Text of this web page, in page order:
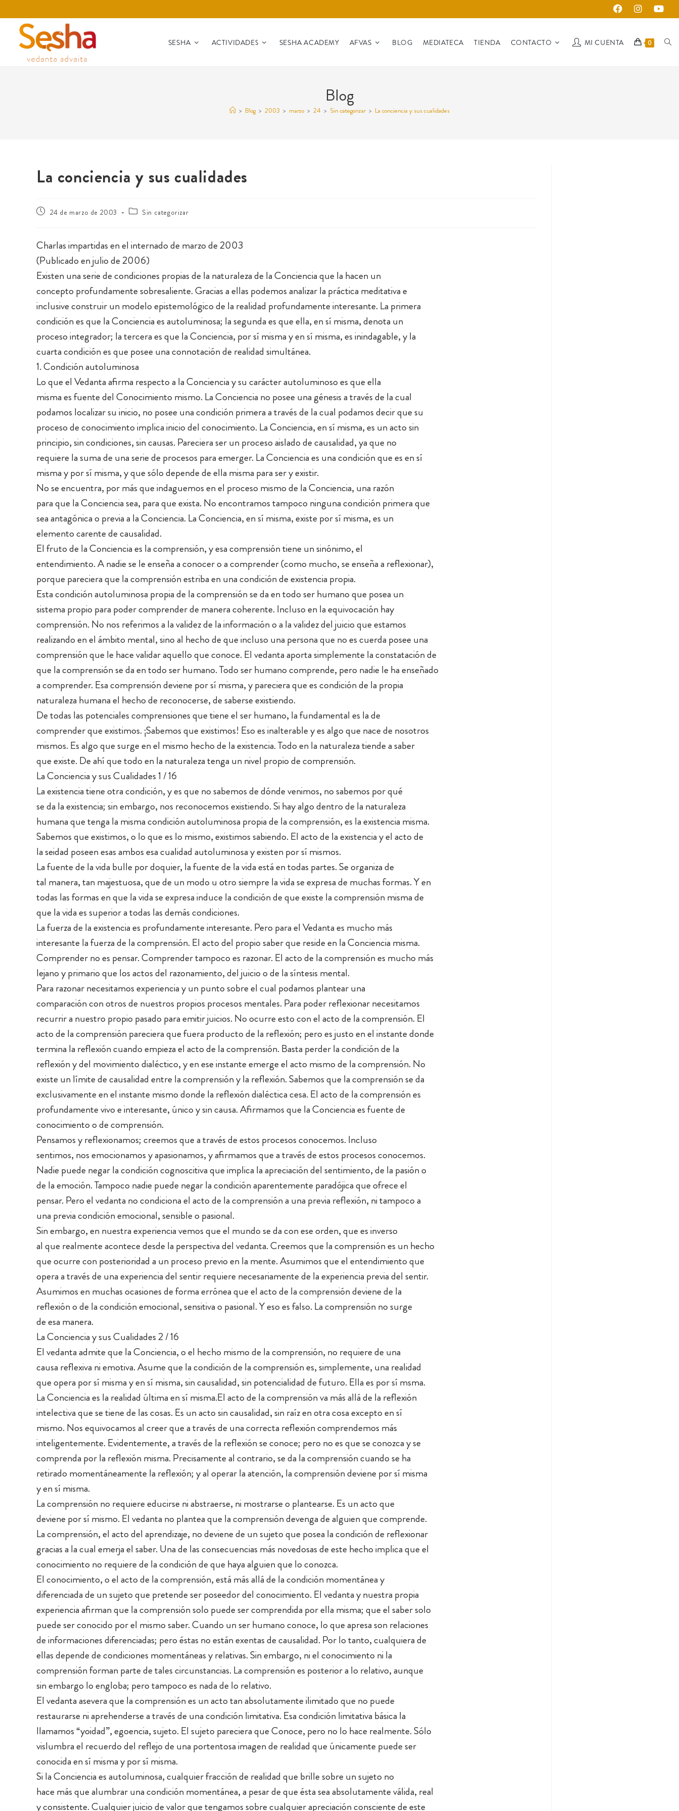
SESHA ACTIVIDADES SESHA ACADEMY AFVAS BLOG MEDIATECA TIENDA CONTACTO MI CUENTA 0
Blog
> Blog > 2003 > marzo > 24 > Sin categorizar > La conciencia y sus cualidades
La conciencia y sus cualidades
24 de marzo de 2003 Sin categorizar
Charlas impartidas en el internado de marzo de 2003
(Publicado en julio de 2006)
Existen una serie de condiciones propias de la naturaleza de la Conciencia que la hacen un
concepto profundamente sobresaliente. Gracias a ellas podemos analizar la práctica meditativa e
inclusive construir un modelo epistemológico de la realidad profundamente interesante. La primera
condición es que la Conciencia es autoluminosa; la segunda es que ella, en sí misma, denota un
proceso integrador; la tercera es que la Conciencia, por sí misma y en sí misma, es inindagable, y la
cuarta condición es que posee una connotación de realidad simultánea.
1. Condición autoluminosa
Lo que el Vedanta afirma respecto a la Conciencia y su carácter autoluminoso es que ella
misma es fuente del Conocimiento mismo. La Conciencia no posee una génesis a través de la cual
podamos localizar su inicio, no posee una condición primera a través de la cual podamos decir que su
proceso de conocimiento implica inicio del conocimiento. La Conciencia, en sí misma, es un acto sin
principio, sin condiciones, sin causas. Pareciera ser un proceso aislado de causalidad, ya que no
requiere la suma de una serie de procesos para emerger. La Conciencia es una condición que es en sí
misma y por sí misma, y que sólo depende de ella misma para ser y existir.
No se encuentra, por más que indaguemos en el proceso mismo de la Conciencia, una razón
para que la Conciencia sea, para que exista. No encontramos tampoco ninguna condición primera que
sea antagónica o previa a la Conciencia. La Conciencia, en sí misma, existe por sí misma, es un
elemento carente de causalidad.
El fruto de la Conciencia es la comprensión, y esa comprensión tiene un sinónimo, el
entendimiento. A nadie se le enseña a conocer o a comprender (como mucho, se enseña a reflexionar),
porque pareciera que la comprensión estriba en una condición de existencia propia.
Esta condición autoluminosa propia de la comprensión se da en todo ser humano que posea un
sistema propio para poder comprender de manera coherente. Incluso en la equivocación hay
comprensión. No nos referimos a la validez de la información o a la validez del juicio que estamos
realizando en el ámbito mental, sino al hecho de que incluso una persona que no es cuerda posee una
comprensión que le hace validar aquello que conoce. El vedanta aporta simplemente la constatación de
que la comprensión se da en todo ser humano. Todo ser humano comprende, pero nadie le ha enseñado
a comprender. Esa comprensión deviene por sí misma, y pareciera que es condición de la propia
naturaleza humana el hecho de reconocerse, de saberse existiendo.
De todas las potenciales comprensiones que tiene el ser humano, la fundamental es la de
comprender que existimos. ¡Sabemos que existimos! Eso es inalterable y es algo que nace de nosotros
mismos. Es algo que surge en el mismo hecho de la existencia. Todo en la naturaleza tiende a saber
que existe. De ahí que todo en la naturaleza tenga un nivel propio de comprensión.
La Conciencia y sus Cualidades 1 / 16
La existencia tiene otra condición, y es que no sabemos de dónde venimos, no sabemos por qué
se da la existencia; sin embargo, nos reconocemos existiendo. Si hay algo dentro de la naturaleza
humana que tenga la misma condición autoluminosa propia de la comprensión, es la existencia misma.
Sabemos que existimos, o lo que es lo mismo, existimos sabiendo. El acto de la existencia y el acto de
la seidad poseen esas ambos esa cualidad autoluminosa y existen por sí mismos.
La fuente de la vida bulle por doquier, la fuente de la vida está en todas partes. Se organiza de
tal manera, tan majestuosa, que de un modo u otro siempre la vida se expresa de muchas formas. Y en
todas las formas en que la vida se expresa induce la condición de que existe la comprensión misma de
que la vida es superior a todas las demás condiciones.
La fuerza de la existencia es profundamente interesante. Pero para el Vedanta es mucho más
interesante la fuerza de la comprensión. El acto del propio saber que reside en la Conciencia misma.
Comprender no es pensar. Comprender tampoco es razonar. El acto de la comprensión es mucho más
lejano y primario que los actos del razonamiento, del juicio o de la síntesis mental.
Para razonar necesitamos experiencia y un punto sobre el cual podamos plantear una
comparación con otros de nuestros propios procesos mentales. Para poder reflexionar necesitamos
recurrir a nuestro propio pasado para emitir juicios. No ocurre esto con el acto de la comprensión. El
acto de la comprensión pareciera que fuera producto de la reflexión; pero es justo en el instante donde
termina la reflexión cuando empieza el acto de la comprensión. Basta perder la condición de la
reflexión y del movimiento dialéctico, y en ese instante emerge el acto mismo de la comprensión. No
existe un límite de causalidad entre la comprensión y la reflexión. Sabemos que la comprensión se da
exclusivamente en el instante mismo donde la reflexión dialéctica cesa. El acto de la comprensión es
profundamente vivo e interesante, único y sin causa. Afirmamos que la Conciencia es fuente de
conocimiento o de comprensión.
Pensamos y reflexionamos; creemos que a través de estos procesos conocemos. Incluso
sentimos, nos emocionamos y apasionamos, y afirmamos que a través de estos procesos conocemos.
Nadie puede negar la condición cognoscitiva que implica la apreciación del sentimiento, de la pasión o
de la emoción. Tampoco nadie puede negar la condición aparentemente paradójica que ofrece el
pensar. Pero el vedanta no condiciona el acto de la comprensión a una previa reflexión, ni tampoco a
una previa condición emocional, sensible o pasional.
Sin embargo, en nuestra experiencia vemos que el mundo se da con ese orden, que es inverso
al que realmente acontece desde la perspectiva del vedanta. Creemos que la comprensión es un hecho
que ocurre con posterioridad a un proceso previo en la mente. Asumimos que el entendimiento que
opera a través de una experiencia del sentir requiere necesariamente de la experiencia previa del sentir.
Asumimos en muchas ocasiones de forma errónea que el acto de la comprensión deviene de la
reflexión o de la condición emocional, sensitiva o pasional. Y eso es falso. La comprensión no surge
de esa manera.
La Conciencia y sus Cualidades 2 / 16
El vedanta admite que la Conciencia, o el hecho mismo de la comprensión, no requiere de una
causa reflexiva ni emotiva. Asume que la condición de la comprensión es, simplemente, una realidad
que opera por sí misma y en sí misma, sin causalidad, sin potencialidad de futuro. Ella es por sí msma.
La Conciencia es la realidad última en sí misma.El acto de la comprensión va más allá de la reflexión
intelectiva que se tiene de las cosas. Es un acto sin causalidad, sin raíz en otra cosa excepto en sí
mismo. Nos equivocamos al creer que a través de una correcta reflexión comprendemos más
inteligentemente. Evidentemente, a través de la reflexión se conoce; pero no es que se conozca y se
comprenda por la reflexión misma. Precisamente al contrario, se da la comprensión cuando se ha
retirado momentáneamente la reflexión; y al operar la atención, la comprensión deviene por sí misma
y en sí misma.
La comprensión no requiere educirse ni abstraerse, ni mostrarse o plantearse. Es un acto que
deviene por sí mismo. El vedanta no plantea que la comprensión devenga de alguien que comprende.
La comprensión, el acto del aprendizaje, no deviene de un sujeto que posea la condición de reflexionar
gracias a la cual emerja el saber. Una de las consecuencias más novedosas de este hecho implica que el
conocimiento no requiere de la condición de que haya alguien que lo conozca.
El conocimiento, o el acto de la comprensión, está más allá de la condición momentánea y
diferenciada de un sujeto que pretende ser poseedor del conocimiento. El vedanta y nuestra propia
experiencia afirman que la comprensión solo puede ser comprendida por ella misma; que el saber solo
puede ser conocido por el mismo saber. Cuando un ser humano conoce, lo que apresa son relaciones
de informaciones diferenciadas; pero éstas no están exentas de causalidad. Por lo tanto, cualquiera de
ellas depende de condiciones momentáneas y relativas. Sin embargo, ni el conocimiento ni la
comprensión forman parte de tales circunstancias. La comprensión es posterior a lo relativo, aunque
sin embargo lo engloba; pero tampoco es nada de lo relativo.
El vedanta asevera que la comprensión es un acto tan absolutamente ilimitado que no puede
restaurarse ni aprehenderse a través de una condición limitativa. Esa condición limitativa básica la
llamamos “yoidad”, egoencia, sujeto. El sujeto pareciera que Conoce, pero no lo hace realmente. Sólo
vislumbra el recuerdo del reflejo de una portentosa imagen de realidad que únicamente puede ser
conocida en sí misma y por sí misma.
Si la Conciencia es autoluminosa, cualquier fracción de realidad que brille sobre un sujeto no
hace más que alumbrar una condición momentánea, a pesar de que ésta sea absolutamente válida, real
y consistente. Cualquier juicio de valor que tengamos sobre cualquier apreciación consciente de este